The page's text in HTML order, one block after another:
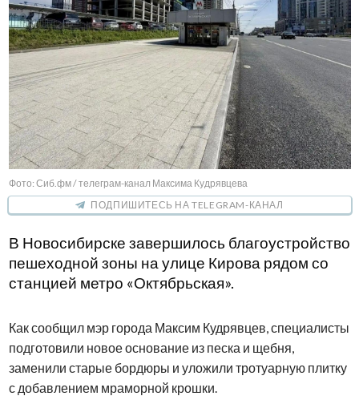
Фото: Сиб.фм / телеграм-канал Максима Кудрявцева
ПОДПИШИТЕСЬ НА TELEGRAM-КАНАЛ
В Новосибирске завершилось благоустройство
пешеходной зоны на улице Кирова рядом со
станцией метро «Октябрьская».
Как сообщил мэр города Максим Кудрявцев, специалисты
подготовили новое основание из песка и щебня,
заменили старые бордюры и уложили тротуарную плитку
с добавлением мраморной крошки.